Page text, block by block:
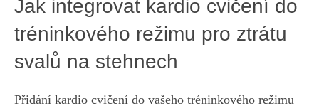
Jak integrovat ​kardio cvičení do
tréninkového režimu pro ztrátu
svalů ⁣na⁤ stehnech
Přidání kardio cvičení ​do vašeho tréninkového režimu